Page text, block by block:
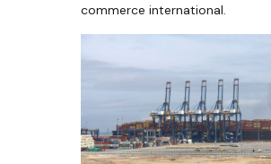
commerce international.